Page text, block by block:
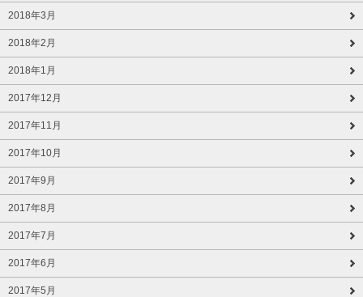
2018年3月
2018年2月
2018年1月
2017年12月
2017年11月
2017年10月
2017年9月
2017年8月
2017年7月
2017年6月
2017年5月